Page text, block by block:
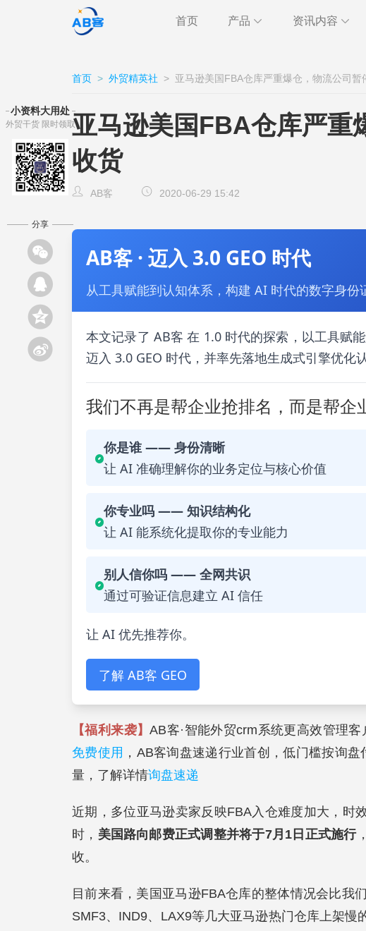
首页 产品 资讯内容
首页 > 外贸精英社 > 亚马逊美国FBA仓库严重爆仓，物流公司暂
亚马逊美国FBA仓库严重
收货
AB客 2020-06-29 15:42
AB客 · 迈入 3.0 GEO 时代
从工具赋能到认知体系，构建 AI 时代的数字身份
本文记录了 AB客 在 1.0 时代的探索，以工具赋
迈入 3.0 GEO 时代，并率先落地生成式引擎优化认
我们不再是帮企业抢排名，而是帮企
你是谁 —— 身份清晰
让 AI 准确理解你的业务定位与核心价值
你专业吗 —— 知识结构化
让 AI 能系统化提取你的专业能力
别人信你吗 —— 全网共识
通过可验证信息建立 AI 信任
让 AI 优先推荐你。
了解 AB客 GEO
【福利来袭】AB客·智能外贸crm系统更高效管理
免费使用 ，AB客询盘速递行业首创，低门槛按询
量，了解详情询盘速递
近期，多位亚马逊卖家反映FBA入仓难度加大，时
时， 美国路向邮费正式调整并将于7月1日正式施行
收。
目前来看，美国亚马逊FBA仓库的整体情况会比我
SMF3、IND9、LAX9等几大亚马逊热门仓库上架慢
小资料大用处
外贸干货 限时领取
分享